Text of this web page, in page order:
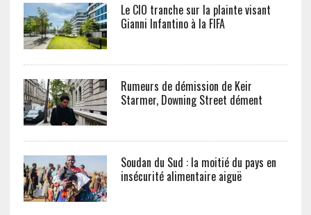
Le CIO tranche sur la plainte visant
Gianni Infantino à la FIFA
Rumeurs de démission de Keir
Starmer, Downing Street dément
Soudan du Sud : la moitié du pays en
insécurité alimentaire aiguë